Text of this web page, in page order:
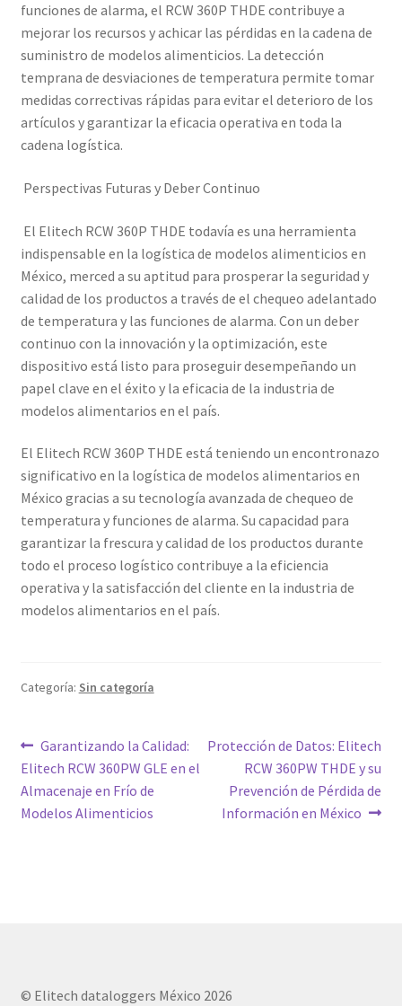
funciones de alarma, el RCW 360P THDE contribuye a
mejorar los recursos y achicar las pérdidas en la cadena de
suministro de modelos alimenticios. La detección
temprana de desviaciones de temperatura permite tomar
medidas correctivas rápidas para evitar el deterioro de los
artículos y garantizar la eficacia operativa en toda la
cadena logística.
Perspectivas Futuras y Deber Continuo
El Elitech RCW 360P THDE todavía es una herramienta
indispensable en la logística de modelos alimenticios en
México, merced a su aptitud para prosperar la seguridad y
calidad de los productos a través de el chequeo adelantado
de temperatura y las funciones de alarma. Con un deber
continuo con la innovación y la optimización, este
dispositivo está listo para proseguir desempeñando un
papel clave en el éxito y la eficacia de la industria de
modelos alimentarios en el país.
El Elitech RCW 360P THDE está teniendo un encontronazo
significativo en la logística de modelos alimentarios en
México gracias a su tecnología avanzada de chequeo de
temperatura y funciones de alarma. Su capacidad para
garantizar la frescura y calidad de los productos durante
todo el proceso logístico contribuye a la eficiencia
operativa y la satisfacción del cliente en la industria de
modelos alimentarios en el país.
Categoría: Sin categoría
Navegación
de
entradas
Entrada
anterior:
Garantizando la Calidad:
Elitech RCW 360PW GLE en el
Almacenaje en Frío de
Modelos Alimenticios
Siguiente
entrada:
Protección de Datos: Elitech
RCW 360PW THDE y su
Prevención de Pérdida de
Información en México
© Elitech dataloggers México 2026